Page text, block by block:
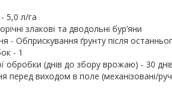
5,0 л/га
злакові та дводольні бур’яни
- Обприскування ґрунту після
- 1
обробки (днів до збору врожаю) - 30
перед виходом в поле (механізовані/